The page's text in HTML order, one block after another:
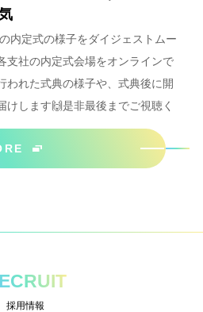
内定式の様子をダイジェストムー
支社の内定式会場をオンラインで
われた式典の様子や、式典後に開
けします🙌是非最後までご視聴く
採用情報